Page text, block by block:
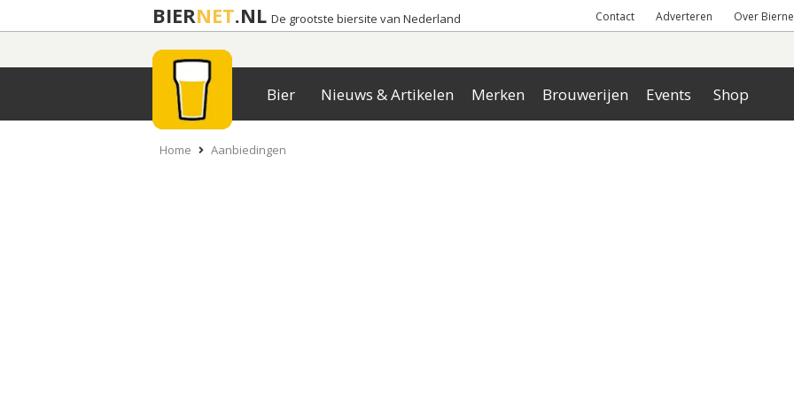
BIERNET.NL De grootste biersite van Nederland Contact Adverteren Over
Bier Nieuws & Artikelen Merken Brouwerijen Events Shop
Home Aanbiedingen